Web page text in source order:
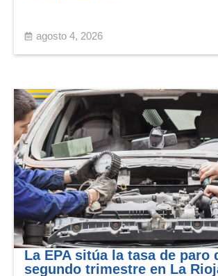
agosto 4, 2026
La EPA sitúa la tasa de paro
segundo trimestre en La